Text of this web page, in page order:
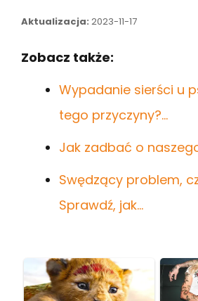
Aktualizacja: 2023-11-17
Zobacz także:
Wypadanie sierści u
tego przyczyny?…
Jak zadbać o
Swędzący problem,
Sprawdź, jak…